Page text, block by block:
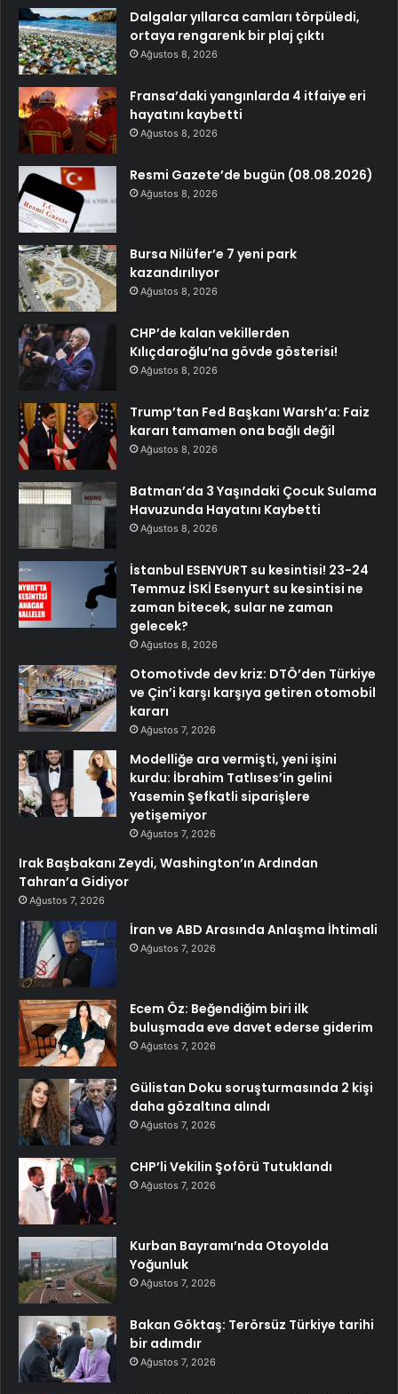
Dalgalar yıllarca camları törpüledi,
ortaya rengarenk bir plaj çıktı
Ağustos 8, 2026
Fransa’daki yangınlarda 4 itfaiye eri
hayatını kaybetti
Ağustos 8, 2026
Resmi Gazete’de bugün (08.08.2026)
Ağustos 8, 2026
Bursa Nilüfer’e 7 yeni park
kazandırılıyor
Ağustos 8, 2026
CHP’de kalan vekillerden
Kılıçdaroğlu’na gövde gösterisi!
Ağustos 8, 2026
Trump’tan Fed Başkanı Warsh’a: Faiz
kararı tamamen ona bağlı değil
Ağustos 8, 2026
Batman’da 3 Yaşındaki Çocuk Sulama
Havuzunda Hayatını Kaybetti
Ağustos 8, 2026
İstanbul ESENYURT su kesintisi! 23-24
Temmuz İSKİ Esenyurt su kesintisi ne
zaman bitecek, sular ne zaman
gelecek?
Ağustos 8, 2026
Otomotivde dev kriz: DTÖ’den Türkiye
ve Çin’i karşı karşıya getiren otomobil
kararı
Ağustos 7, 2026
Modelliğe ara vermişti, yeni işini
kurdu: İbrahim Tatlıses’in gelini
Yasemin Şefkatli siparişlere
yetişemiyor
Ağustos 7, 2026
Irak Başbakanı Zeydi, Washington’ın Ardından
Tahran’a Gidiyor
Ağustos 7, 2026
İran ve ABD Arasında Anlaşma İhtimali
Ağustos 7, 2026
Ecem Öz: Beğendiğim biri ilk
buluşmada eve davet ederse giderim
Ağustos 7, 2026
Gülistan Doku soruşturmasında 2 kişi
daha gözaltına alındı
Ağustos 7, 2026
CHP’li Vekilin Şoförü Tutuklandı
Ağustos 7, 2026
Kurban Bayramı’nda Otoyolda
Yoğunluk
Ağustos 7, 2026
Bakan Göktaş: Terörsüz Türkiye tarihi
bir adımdır
Ağustos 7, 2026